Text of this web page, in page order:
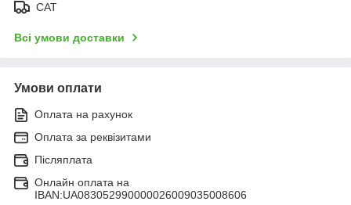
САТ
Всі умови доставки
Умови оплати
Оплата на рахунок
Оплата за реквізитами
Післяплата
Онлайн оплата на
IBAN:UA083052990000026009035008606